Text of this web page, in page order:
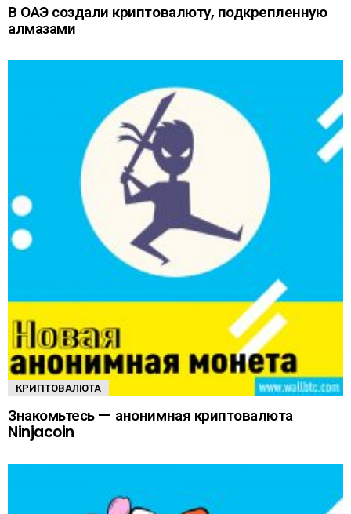
В ОАЭ создали криптовалюту, подкрепленную
алмазами
КРИПТОВАЛЮТА
Знакомьтесь — анонимная криптовалюта
Ninjacoin